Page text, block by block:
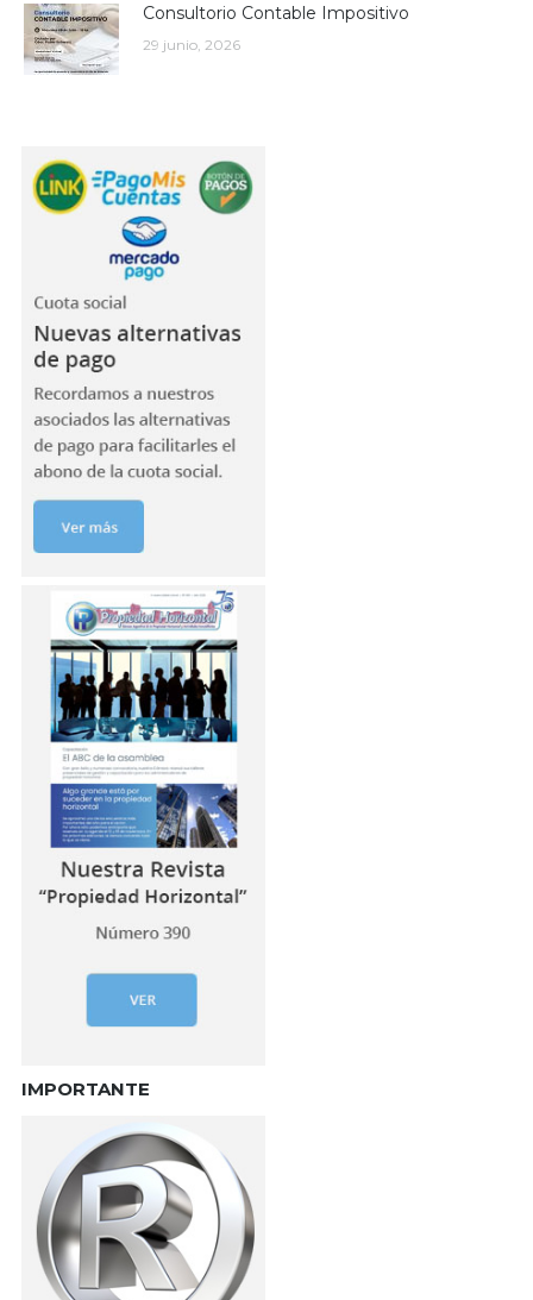
Consultorio Contable Impositivo
29 junio, 2026
IMPORTANTE